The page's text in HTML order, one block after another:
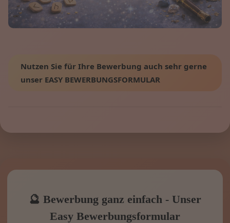
Nutzen Sie für Ihre Bewerbung auch sehr gerne
unser EASY BEWERBUNGSFORMULAR
🔮 Bewerbung ganz einfach - Unser
Easy Bewerbungsformular